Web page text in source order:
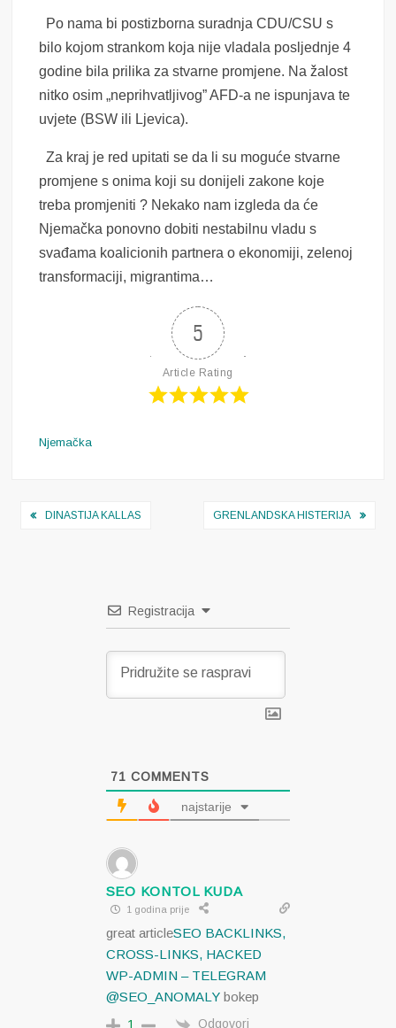
Po nama bi postizborna suradnja CDU/CSU s
bilo kojom strankom koja nije vladala posljednje 4
godine bila prilika za stvarne promjene. Na žalost
nitko osim „neprihvatljivog” AFD-a ne ispunjava te
uvjete (BSW ili Ljevica).
Za kraj je red upitati se da li su moguće stvarne
promjene s onima koji su donijeli zakone koje
treba promjeniti ? Nekako nam izgleda da će
Njemačka ponovno dobiti nestabilnu vladu s
svađama koalicionih partnera o ekonomiji, zelenoj
transformaciji, migrantima…
5
Article Rating
Njemačka
Navigacija
DINASTIJA KALLAS GRENLANDSKA HISTERIJA
Registracija
71 COMMENTS
najstarije
SEO KONTOL KUDA
1 godina prije
great articleSEO BACKLINKS,
CROSS-LINKS, HACKED
WP-ADMIN – TELEGRAM
@SEO_ANOMALYbokep
1 Odgovori